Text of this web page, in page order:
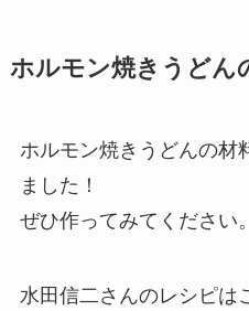
ホルモン焼きうどん
ホルモン焼きうどんの材
ました！
ぜひ作ってみてください。
水田信二さんのレシピは